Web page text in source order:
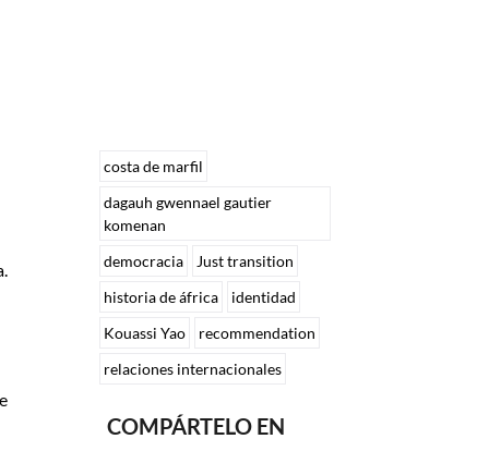
costa de marfil
dagauh gwennael gautier
komenan
democracia
Just transition
historia de áfrica
identidad
Kouassi Yao
recommendation
relaciones internacionales
COMPÁRTELO EN